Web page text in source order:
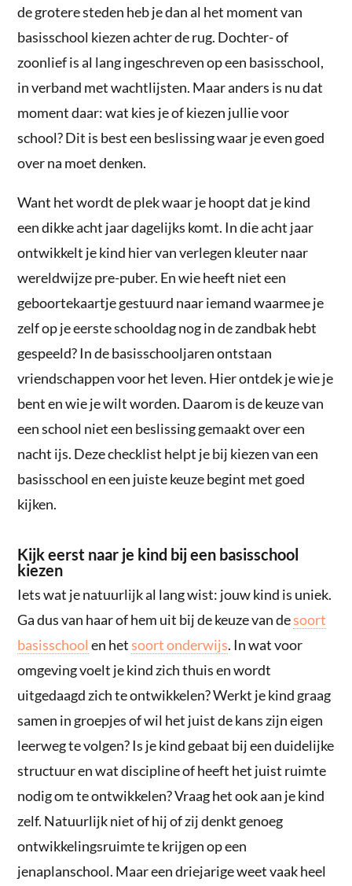
de grotere steden heb je dan al het moment van
basisschool kiezen achter de rug. Dochter- of
zoonlief is al lang ingeschreven op een basisschool,
in verband met wachtlijsten. Maar anders is nu dat
moment daar: wat kies je of kiezen jullie voor
school? Dit is best een beslissing waar je even goed
over na moet denken.
Want het wordt de plek waar je hoopt dat je kind
een dikke acht jaar dagelijks komt. In die acht jaar
ontwikkelt je kind hier van verlegen kleuter naar
wereldwijze pre-puber. En wie heeft niet een
geboortekaartje gestuurd naar iemand waarmee je
zelf op je eerste schooldag nog in de zandbak hebt
gespeeld? In de basisschooljaren ontstaan
vriendschappen voor het leven. Hier ontdek je wie je
bent en wie je wilt worden. Daarom is de keuze van
een school niet een beslissing gemaakt over een
nacht ijs. Deze checklist helpt je bij kiezen van een
basisschool en een juiste keuze begint met goed
kijken.
Kijk eerst naar je kind bij een basisschool
kiezen
Iets wat je natuurlijk al lang wist: jouw kind is uniek.
Ga dus van haar of hem uit bij de keuze van desoort
basisschool en hetsoort onderwijs. In wat voor
omgeving voelt je kind zich thuis en wordt
uitgedaagd zich te ontwikkelen? Werkt je kind graag
samen in groepjes of wil het juist de kans zijn eigen
leerweg te volgen? Is je kind gebaat bij een duidelijke
structuur en wat discipline of heeft het juist ruimte
nodig om te ontwikkelen? Vraag het ook aan je kind
zelf. Natuurlijk niet of hij of zij denkt genoeg
ontwikkelingsruimte te krijgen op een
jenaplanschool. Maar een driejarige weet vaak heel